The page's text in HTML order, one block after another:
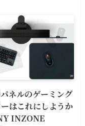
ネルのゲーミング
はこれにしようか
INZONE